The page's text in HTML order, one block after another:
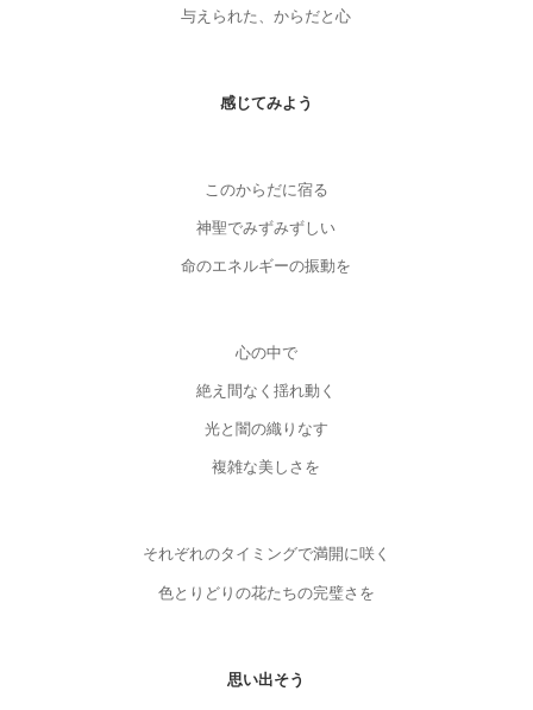
与えられた、からだと心
感じてみよう
このからだに宿る
神聖でみずみずしい
命のエネルギーの振動を
心の中で
絶え間なく揺れ動く
光と闇の織りなす
複雑な美しさを
それぞれのタイミングで満開に咲く
色とりどりの花たちの完璧さを
思い出そう